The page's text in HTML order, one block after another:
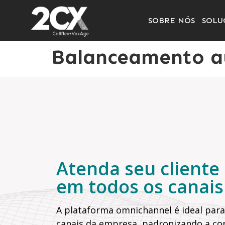
SOBRE NÓS
Balanceamento
Atenda seu cliente
em todos os canais
A plataforma omnichannel é ideal